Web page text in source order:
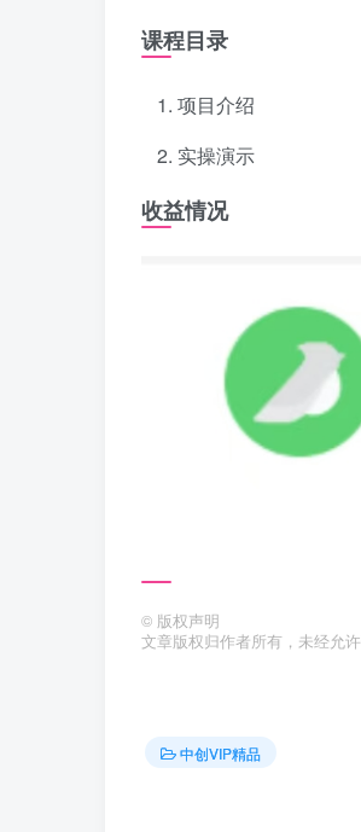
课程目录
项目介绍
实操演示
收益情况
© 版权声明
文章版权归作者所有，未经允许
中创VIP精品